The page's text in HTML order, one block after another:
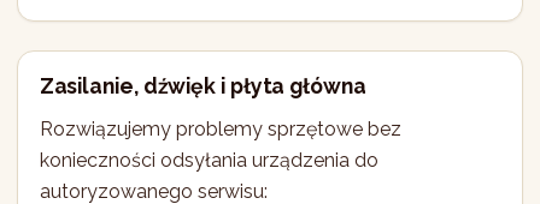
Zasilanie, dźwięk i płyta główna
Rozwiązujemy problemy sprzętowe bez
konieczności odsyłania urządzenia do
autoryzowanego serwisu: